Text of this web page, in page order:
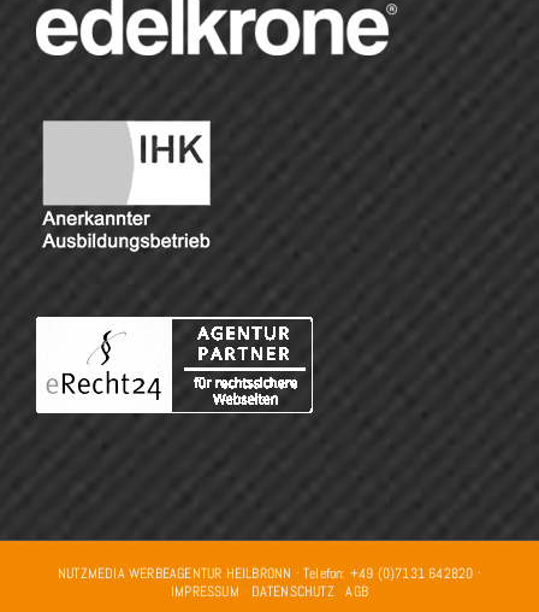
NUTZMEDIA WERBEAGENTUR HEILBRONN · Telefon: +49 (0)7131 642820 ·
IMPRESSUM · DATENSCHUTZ·AGB